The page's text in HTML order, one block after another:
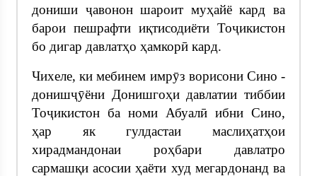
дониши ҷавонон шароит муҳайё кард ва
барои пешрафти иқтисодиёти Тоҷикистон
бо дигар давлатҳо ҳамкорӣ кард.
Чихеле, ки мебинем имрӯз ворисони Сино -
донишҷӯёни Донишгоҳи давлатии тиббии
Тоҷикистон ба номи Абуалӣ ибни Сино,
ҳар як гулдастаи маслиҳатҳои
хирадмандонаи роҳбари давлатро
сармашқи асосии ҳаёти худ мегардонанд ва